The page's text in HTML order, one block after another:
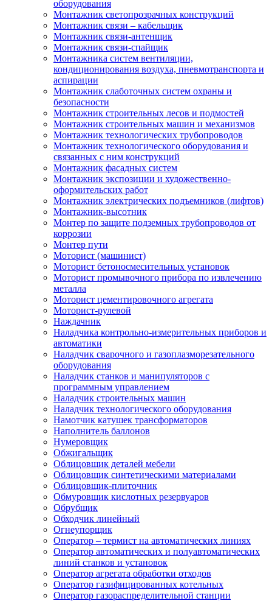
оборудования
Монтажник светопрозрачных конструкций
Монтажник связи – кабельщик
Монтажник связи-антенщик
Монтажник связи-спайщик
Монтажника систем вентиляции,
кондиционирования воздуха, пневмотранспорта и
аспирации
Монтажник слаботочных систем охраны и
безопасности
Монтажник строительных лесов и подмостей
Монтажник строительных машин и механизмов
Монтажник технологических трубопроводов
Монтажник технологического оборудования и
связанных с ним конструкций
Монтажник фасадных систем
Монтажник экспозиции и художественно-
оформительских работ
Монтажник электрических подъемников (лифтов)
Монтажник-высотник
Монтер по защите подземных трубопроводов от
коррозии
Монтер пути
Моторист (машинист)
Моторист бетоносмесительных установок
Моторист промывочного прибора по извлечению
металла
Моторист цементировочного агрегата
Моторист-рулевой
Наждачник
Наладчика контрольно-измерительных приборов и
автоматики
Наладчик сварочного и газоплазморезательного
оборудования
Наладчик станков и манипуляторов с
программным управлением
Наладчик строительных машин
Наладчик технологического оборудования
Намотчик катушек трансформаторов
Наполнитель баллонов
Нумеровщик
Обжигальщик
Облицовщик деталей мебели
Облицовщик синтетическими материалами
Облицовщик-плиточник
Обмуровщик кислотных резервуаров
Обрубщик
Обходчик линейный
Огнеупорщик
Оператор – термист на автоматических линиях
Оператор автоматических и полуавтоматических
линий станков и установок
Оператор агрегата обработки отходов
Оператор газифицированных котельных
Оператор газораспределительной станции